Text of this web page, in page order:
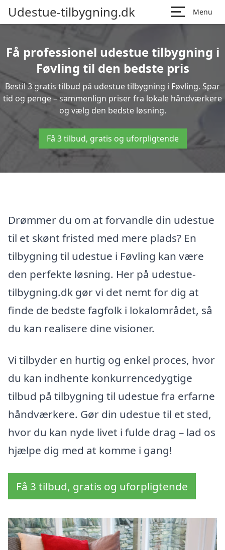
Udestue-tilbygning.dk Menu
Få professionel udestue tilbygning i
Føvling til den bedste pris
Bestil 3 gratis tilbud på udestue tilbygning i Føvling. Spar
tid og penge – sammenlign priser fra lokale håndværkere
og vælg den bedste løsning.
Få 3 tilbud, gratis og uforpligtende
Drømmer du om at forvandle din udestue
til et skønt fristed med mere plads? En
tilbygning til udestue i Føvling kan være
den perfekte løsning. Her på udestue-
tilbygning.dk gør vi det nemt for dig at
finde de bedste fagfolk i lokalområdet, så
du kan realisere dine visioner.
Vi tilbyder en hurtig og enkel proces, hvor
du kan indhente konkurrencedygtige
tilbud på tilbygning til udestue fra erfarne
håndværkere. Gør din udestue til et sted,
hvor du kan nyde livet i fulde drag – lad os
hjælpe dig med at komme i gang!
Få 3 tilbud, gratis og uforpligtende